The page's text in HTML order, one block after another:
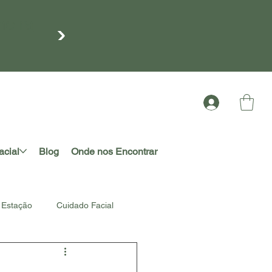
Blog Onde nos Encontrar
Cuidado Facial